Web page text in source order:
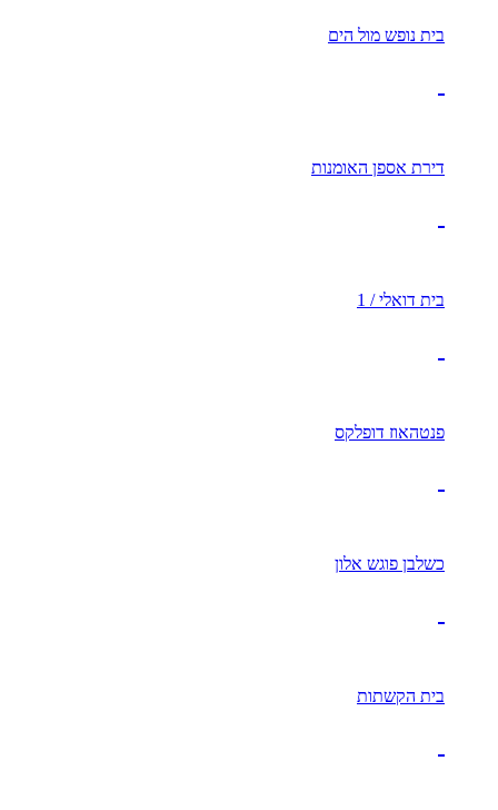
בית נופש מול הים
דירת אספן האומנות
בית דואלי / 1
פנטהאוז דופלקס
כשלבן פוגש אלון
בית הקשתות